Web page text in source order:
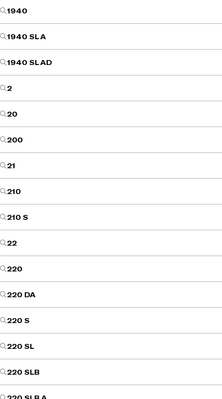
1940
1940 SL A
1940 SL AD
2
20
200
21
210
210 S
22
220
220 DA
220 S
220 SL
220 SLB